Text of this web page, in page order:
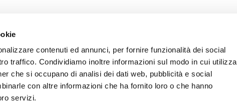
contenuti ed annunci, per fornire funzionalità dei social
traffico. Condividiamo inoltre informazioni sul modo in cui utilizza
che si occupano di analisi dei dati web, pubblicità e social
con altre informazioni che ha fornito loro o che hanno
servizi.